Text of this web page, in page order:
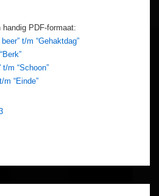
PDF-formaat:
t/m “Gehaktdag”
m “Schoon”
m “Einde”